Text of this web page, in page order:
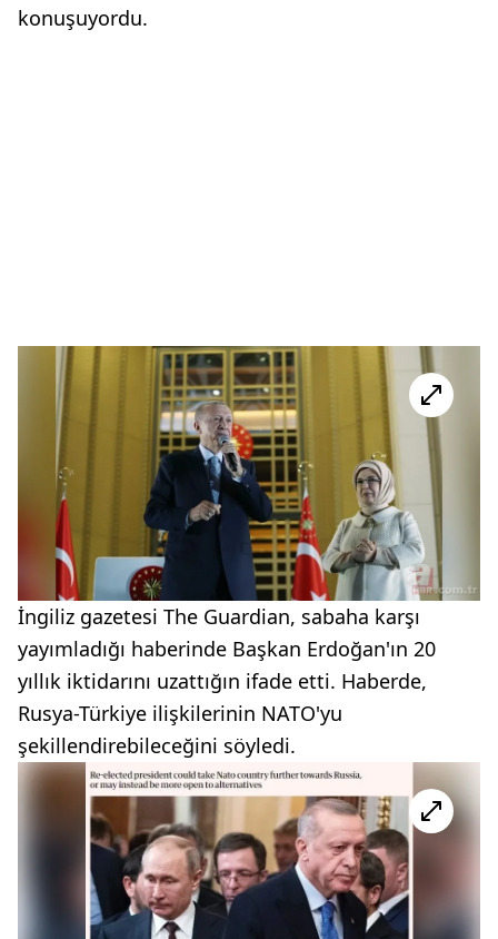
konuşuyordu.
İngiliz gazetesi The Guardian, sabaha karşı
yayımladığı haberinde Başkan Erdoğan'ın 20
yıllık iktidarını uzattığın ifade etti. Haberde,
Rusya-Türkiye ilişkilerinin NATO'yu
şekillendirebileceğini söyledi.